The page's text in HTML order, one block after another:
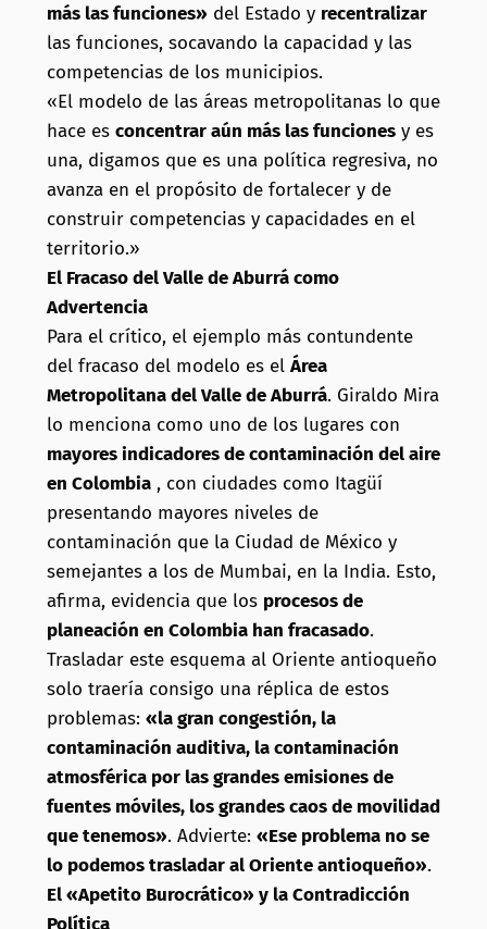
más las funciones» del Estado y recentralizar
las funciones, socavando la capacidad y las
competencias de los municipios.
«El modelo de las áreas metropolitanas lo que
hace es concentrar aún más las funcionesy es
una, digamos que es una política regresiva, no
avanza en el propósito de fortalecer y de
construir competencias y capacidades en el
territorio.»
El Fracaso del Valle de Aburrá como
Advertencia
Para el crítico, el ejemplo más contundente
del fracaso del modelo es el Área
Metropolitana del Valle de Aburrá. Giraldo Mira
lo menciona como uno de los lugares con
mayores indicadores de contaminación del aire
en Colombia, con ciudades como Itagüí
presentando mayores niveles de
contaminación que la Ciudad de México y
semejantes a los de Mumbai, en la India. Esto,
afirma, evidencia que los procesos de
planeación en Colombia han fracasado.
Trasladar este esquema al Oriente antioqueño
solo traería consigo una réplica de estos
problemas: «la gran congestión, la
contaminación auditiva, la contaminación
atmosférica por las grandes emisiones de
fuentes móviles, los grandes caos de movilidad
que tenemos». Advierte: «Ese problema no se
lo podemos trasladar al Oriente antioqueño».
El «Apetito Burocrático» y la Contradicción
Política